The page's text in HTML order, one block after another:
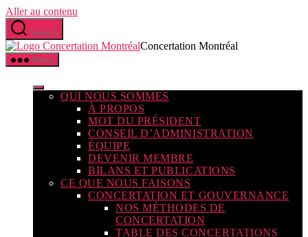
Aller au contenu
Search
Concertation Montréal
Menu
QUI NOUS SOMMES
À PROPOS
MOT DU PRÉSIDENT
CONSEIL D’ADMINISTRATION
ÉQUIPE
DEVENIR MEMBRE
BILANS ET PUBLICATIONS
CE QUE NOUS FAISONS
CONCERTATION ET GOUVERNANCE
NOS MÉTHODES DE
CONCERTATION
TABLE DES CONCERTATIONS